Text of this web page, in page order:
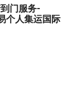
门服务-
个人集运国际